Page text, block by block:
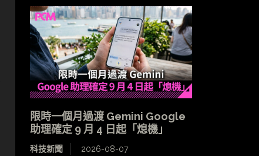
限時一個月過渡 Gemini Google
助理確定 9 月 4 日起「熄機」
科技新聞 2026-08-07